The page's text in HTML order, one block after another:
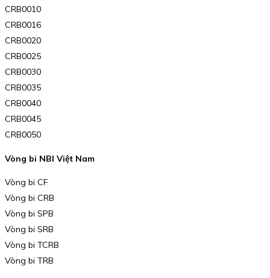
CRB0010
CRB0016
CRB0020
CRB0025
CRB0030
CRB0035
CRB0040
CRB0045
CRB0050
Vòng bi NBI Việt Nam
Vòng bi CF
Vòng bi CRB
Vòng bi SPB
Vòng bi SRB
Vòng bi TCRB
Vòng bi TRB